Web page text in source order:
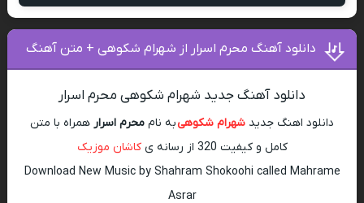
دانلود آهنگ محرم اسرار از شهرام شکوهی + متن آهنگ
دانلود آهنگ جدید شهرام شکوهی محرم اسرار
دانلود اهنگ جدید شهرام شکوهیبه نام محرم اسرار همراه با متن
کامل و کیفیت 320 از رسانه ی
کاشان موزیک
Download New Music by Shahram Shokoohi called Mahrame
Asrar